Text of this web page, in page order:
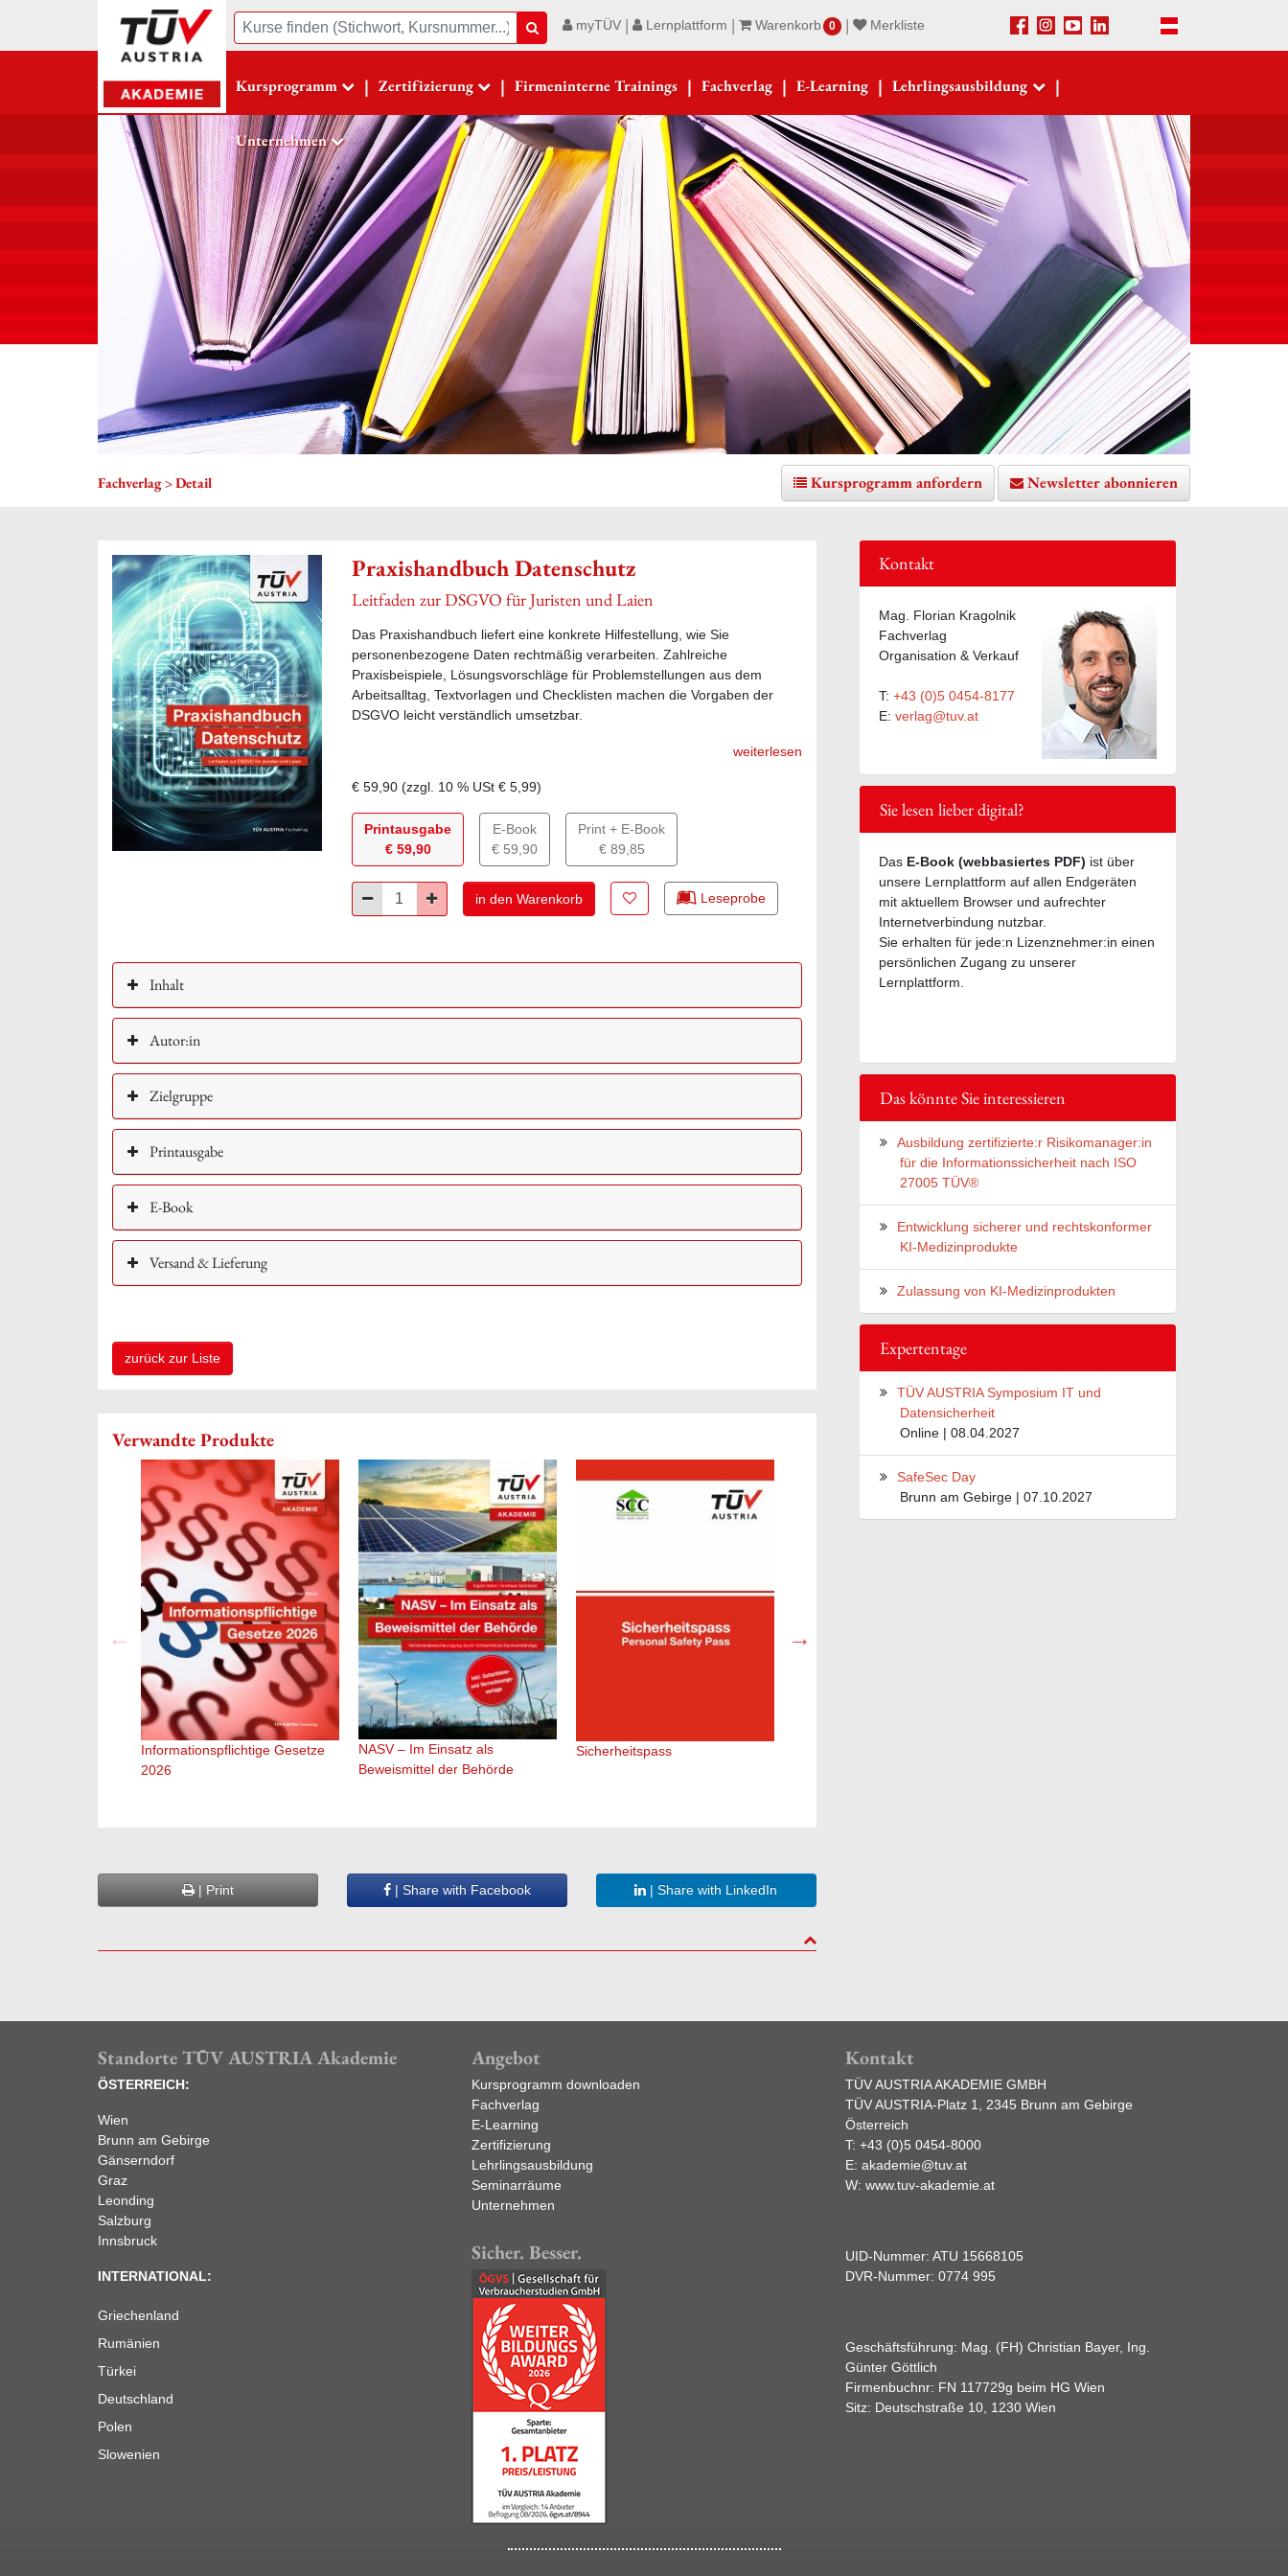
Suche SuchemyTÜV | Lernplattform | Warenkorb 0 | Merkliste Facebook
Instagram
YoutubeLinkedIn Deutsch
Kursprogramm | Zertifizierung | Firmeninterne Trainings | Fachverlag | E-Learning | Lehrlingsausbildung |
Unternehmen
Fachverlag Detail Kursprogramm anfordern Newsletter abonnieren
Praxishandbuch Datenschutz
Leitfaden zur DSGVO für Juristen und Laien
Das Praxishandbuch liefert eine konkrete Hilfestellung, wie Sie
personenbezogene Daten rechtmäßig verarbeiten. Zahlreiche
Praxisbeispiele, Lösungsvorschläge für Problemstellungen aus dem
Arbeitsalltag, Textvorlagen und Checklisten machen die Vorgaben der
DSGVO leicht verständlich umsetzbar.
weiterlesen
€ 59,90 (zzgl. 10 % USt € 5,99)
Printausgabe
€ 59,90
E-Book
€ 59,90
Print + E-Book
€ 89,85
Minus Plus in den Warenkorb Zur Merkliste hinzufügen
Leseprobe
Inhalt
Autor:in
Zielgruppe
Printausgabe
E-Book
Versand & Lieferung
zurück zur Liste
Verwandte Produkte
Informationspflichtige Gesetze
2026
NASV – Im Einsatz als
Beweismittel der Behörde
Sicherheitspass
| Print | Share with Facebook | Share with LinkedIn
to top
Kontakt
Mag. Florian Kragolnik
Fachverlag
Organisation & Verkauf
T: +43 (0)5 0454-8177
E: verlag@tuv.at
Sie lesen lieber digital?
Das E-Book (webbasiertes PDF) ist über
unsere Lernplattform auf allen Endgeräten
mit aktuellem Browser und aufrechter
Internetverbindung nutzbar.
Sie erhalten für jede:n Lizenznehmer:in einen
persönlichen Zugang zu unserer
Lernplattform.
Das könnte Sie interessieren
Ausbildung zertifizierte:r Risikomanager:in
für die Informationssicherheit nach ISO
27005 TÜV®
Entwicklung sicherer und rechtskonformer
KI-Medizinprodukte
Zulassung von KI-Medizinprodukten
Expertentage
TÜV AUSTRIA Symposium IT und
Datensicherheit
Online | 08.04.2027
SafeSec Day
Brunn am Gebirge | 07.10.2027
Standorte TÜV AUSTRIA Akademie
ÖSTERREICH:
Wien
Brunn am Gebirge
Gänserndorf
Graz
Leonding
Salzburg
Innsbruck
INTERNATIONAL:
Griechenland
Rumänien
Türkei
Deutschland
Polen
Slowenien
Angebot
Kursprogramm downloaden
Fachverlag
E-Learning
Zertifizierung
Lehrlingsausbildung
Seminarräume
Unternehmen
Sicher. Besser.
Kontakt
TÜV AUSTRIA AKADEMIE GMBH
TÜV AUSTRIA-Platz 1, 2345 Brunn am Gebirge
Österreich
T: +43 (0)5 0454-8000
E: akademie@tuv.at
W: www.tuv-akademie.at
UID-Nummer: ATU 15668105
DVR-Nummer: 0774 995
Geschäftsführung: Mag. (FH) Christian Bayer, Ing.
Günter Göttlich
Firmenbuchnr: FN 117729g beim HG Wien
Sitz: Deutschstraße 10, 1230 Wien